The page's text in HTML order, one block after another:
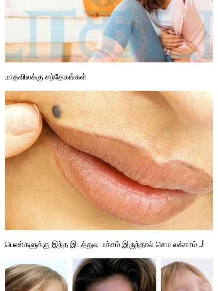
மாதவிலக்கு சந்தேகங்கள்
பெண்களுக்கு இந்த இடத்துல மச்சம் இருந்தால் செம லக்காம் ..!